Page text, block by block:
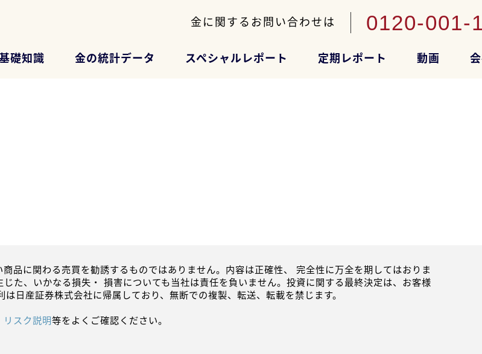
金に関するお問い合わせは 0120-001-
礎知識 金の統計データ スペシャルレポート 定期レポート 動画
品に関わる売買を勧誘するものではありません。内容は正確性、 完全性に万全を期してはおりま
た、いかなる損失・ 損害についても当社は責任を負いません。投資に関する最終決定は、お客様
日産証券株式会社に帰属しており、無断での複製、転送、転載を禁じます。
リスク説明等をよくご確認ください。